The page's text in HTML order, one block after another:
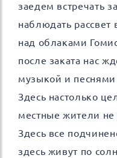
заедем встречать
наблюдать рассвет
над облаками
после заката нас
музыкой и песнями
Здесь настолько
местные жители
Здесь все
здесь живут по